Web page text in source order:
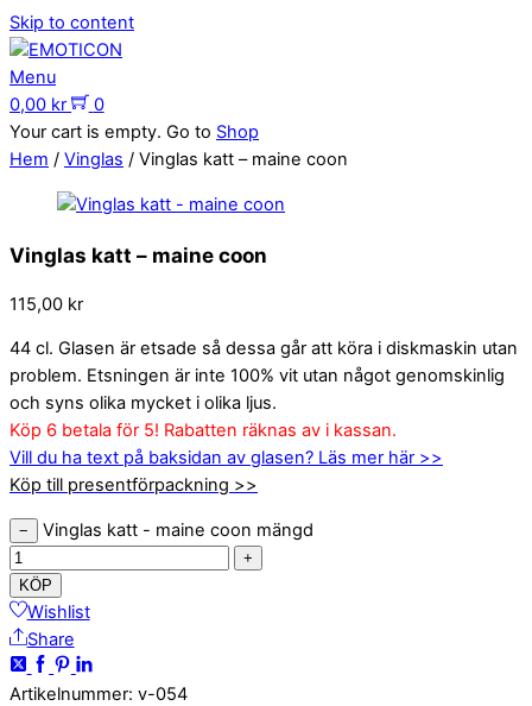
Skip to content
Menu
0,00 kr
0
Your cart is empty. Go to Shop
Hem / Vinglas / Vinglas katt – maine coon
Vinglas katt – maine coon
115,00 kr
44 cl. Glasen är etsade så dessa går att köra i diskmaskin utan
problem. Etsningen är inte 100% vit utan något genomskinlig
och syns olika mycket i olika ljus.
Köp 6 betala för 5! Rabatten räknas av i kassan.
Vill du ha text på baksidan av glasen? Läs mer här >>
Köp till presentförpackning >>
− Vinglas katt - maine coon mängd
+
KÖP
Wishlist
Share
Artikelnummer: v-054